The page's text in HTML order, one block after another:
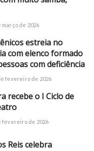
março de 2026
estreia no
com elenco formado
com deficiência
fevereiro de 2026
recebe o I Ciclo de
fevereiro de 2026
Reis celebra